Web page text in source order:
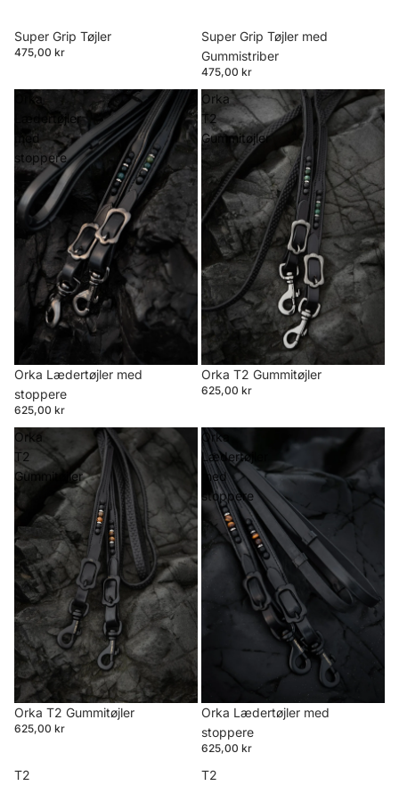
Super Grip Tøjler
475,00 kr
Super Grip Tøjler med
Gummistriber
475,00 kr
Orka
Lædertøjler
med
stoppere
Orka Lædertøjler med
stoppere
625,00 kr
Orka
T2
Gummitøjler
Orka T2 Gummitøjler
625,00 kr
Orka
T2
Gummitøjler
Orka T2 Gummitøjler
625,00 kr
Orka
Lædertøjler
med
stoppere
Orka Lædertøjler med
stoppere
625,00 kr
T2
T2